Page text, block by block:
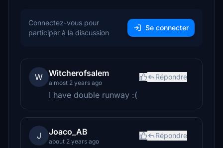
Connectez-vous pour
participer à la discussion
Se connecter
W Witcherofsalem
almost 2 years ago
Répondre
I have double runway :(
J Joaco_AB
about 2 years ago
Répondre